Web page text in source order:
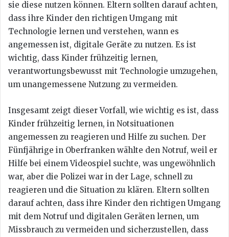
sie diese nutzen können. Eltern sollten darauf achten,
dass ihre Kinder den richtigen Umgang mit
Technologie lernen und verstehen, wann es
angemessen ist, digitale Geräte zu nutzen. Es ist
wichtig, dass Kinder frühzeitig lernen,
verantwortungsbewusst mit Technologie umzugehen,
um unangemessene Nutzung zu vermeiden.
Insgesamt zeigt dieser Vorfall, wie wichtig es ist, dass
Kinder frühzeitig lernen, in Notsituationen
angemessen zu reagieren und Hilfe zu suchen. Der
Fünfjährige in Oberfranken wählte den Notruf, weil er
Hilfe bei einem Videospiel suchte, was ungewöhnlich
war, aber die Polizei war in der Lage, schnell zu
reagieren und die Situation zu klären. Eltern sollten
darauf achten, dass ihre Kinder den richtigen Umgang
mit dem Notruf und digitalen Geräten lernen, um
Missbrauch zu vermeiden und sicherzustellen, dass